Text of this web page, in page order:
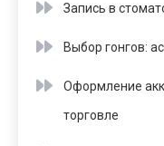
Запись в
Выбор гонгов:
Оформление
торговле